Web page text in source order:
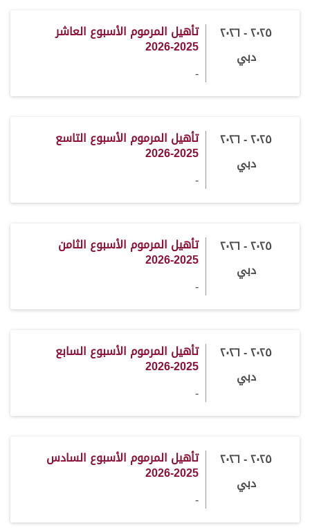
٢٠٢٥ - ٢٠٢٦
دبي
تأهيل المرموم الأسبوع العاشر
2025-2026
-
٢٠٢٥ - ٢٠٢٦
دبي
تأهيل المرموم الأسبوع التاسع
2025-2026
-
٢٠٢٥ - ٢٠٢٦
دبي
تأهيل المرموم الأسبوع الثامن
2025-2026
-
٢٠٢٥ - ٢٠٢٦
دبي
تأهيل المرموم الأسبوع السابع
2025-2026
-
٢٠٢٥ - ٢٠٢٦
دبي
تأهيل المرموم الأسبوع السادس
2025-2026
-